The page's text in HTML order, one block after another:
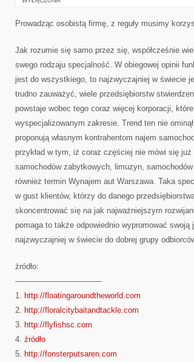
Prowadząc osobistą firmę, z reguły musimy
Jak rozumie się samo przez się, współcześnie
swego rodzaju specjalność. W obiegowej opinii
jest do wszystkiego, to najzwyczajniej w świecie
trudno zauważyć, wiele przedsiębiorstw
powstaje wobec tego coraz więcej korporacji,
wyspecjalizowanym zakresie. Trend ten nie
proponują własnym kontrahentom najem
przykład w tym, iż coraz częściej nie mówi się
samochodów zabytkowych, limuzyn,
również termin Wynajem aut Warszawa. Taka
w gust klientów, którzy do danego
skoncentrować się na jak najważniejszym
pomaga to także odpowiednio wypromować
najzwyczajniej w świecie do dobrej grupy
źródło:
———————————
1. http://floatingaroundtheworld.com
2. http://floralcitybaitandtackle.com
3. http://flyfishsc.com
4. źródło
5. http://fonsterputsaren.com